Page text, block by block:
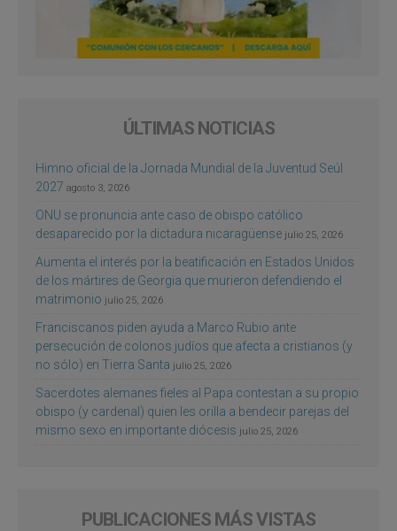
ÚLTIMAS NOTICIAS
Himno oficial de la Jornada Mundial de la Juventud Seúl
2027 agosto 3, 2026
ONU se pronuncia ante caso de obispo católico
desaparecido por la dictadura nicaragüense julio 25, 2026
Aumenta el interés por la beatificación en Estados Unidos
de los mártires de Georgia que murieron defendiendo el
matrimonio julio 25, 2026
Franciscanos piden ayuda a Marco Rubio ante
persecución de colonos judíos que afecta a cristianos (y
no sólo) en Tierra Santa julio 25, 2026
Sacerdotes alemanes fieles al Papa contestan a su propio
obispo (y cardenal) quien les orilla a bendecir parejas del
mismo sexo en importante diócesis julio 25, 2026
PUBLICACIONES MÁS VISTAS